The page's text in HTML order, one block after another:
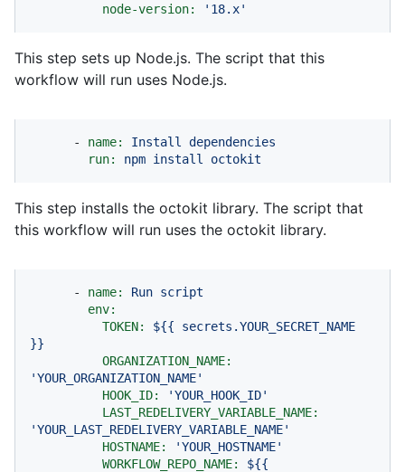
node-version:
'18.x'
This step sets up Node.js. The script that this
workflow will run uses Node.js.
- name: Install
dependencies
run:
npm install octokit
This step installs the octokit library. The script that
this workflow will run uses the octokit library.
- name: Run script
env:
TOKEN:
${{
secrets.YOUR_SECRET_NAME
}}
ORGANIZATION_NAME:
'YOUR_ORGANIZATION_NAME'
HOOK_ID:
'YOUR_HOOK_ID'
LAST_REDELIVERY_VARIABLE_NAME:
'YOUR_LAST_REDELIVERY_VARIABLE_NAME'
HOSTNAME:
'YOUR_HOSTNAME'
WORKFLOW_REPO_NAME:
${{